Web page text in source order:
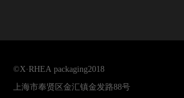
© X·RHEA packaging2018
上海市奉贤区金汇镇金发路88号